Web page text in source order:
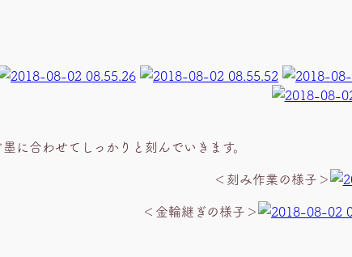
に合わせてしっかりと刻んでいきます。
＜刻み作業の様子＞
＜金輪継ぎの様子＞